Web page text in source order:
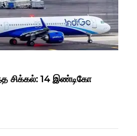
சிக்கல்: 14 இண்டிகோ